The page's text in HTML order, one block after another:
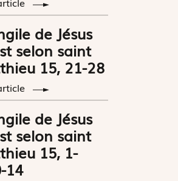
de Jésus
selon saint
15, 21-28
de Jésus
selon saint
15, 1-
14